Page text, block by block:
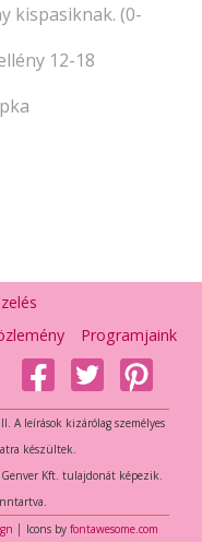
kispasiknak. (0-
12-18
Programjaink
A leírások kizárólag személyes
készültek.
Kft. tulajdonát képezik.
│ Icons by fontawesome.com